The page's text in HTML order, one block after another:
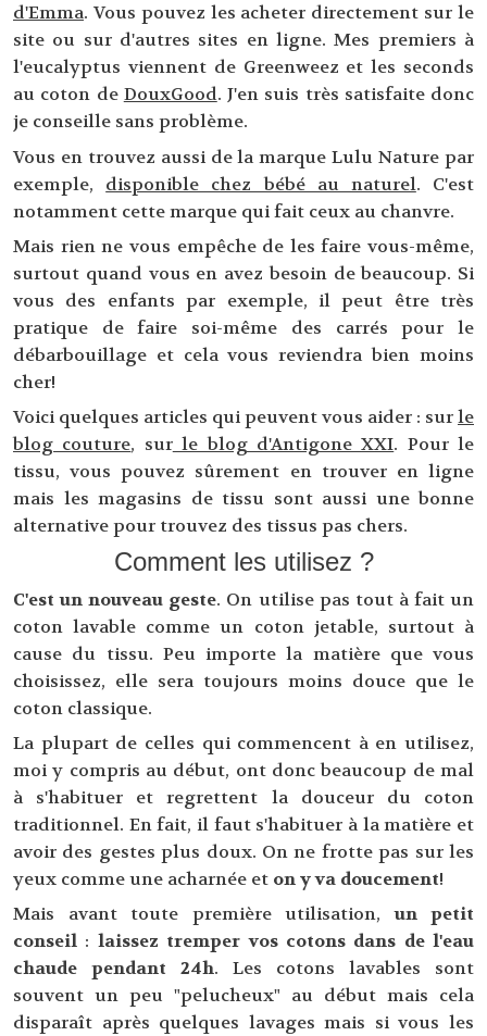
d'Emma. Vous pouvez les acheter directement sur le
site ou sur d'autres sites en ligne. Mes premiers à
l'eucalyptus viennent de Greenweez et les seconds
au coton de DouxGood. J'en suis très satisfaite donc
je conseille sans problème.
Vous en trouvez aussi de la marque Lulu Nature par
exemple, disponible chez bébé au naturel. C'est
notamment cette marque qui fait ceux au chanvre.
Mais rien ne vous empêche de les faire vous-même,
surtout quand vous en avez besoin de beaucoup. Si
vous des enfants par exemple, il peut être très
pratique de faire soi-même des carrés pour le
débarbouillage et cela vous reviendra bien moins
cher!
Voici quelques articles qui peuvent vous aider : surle
blog couture, surle blog d'Antigone XXI. Pour le
tissu, vous pouvez sûrement en trouver en ligne
mais les magasins de tissu sont aussi une bonne
alternative pour trouvez des tissus pas chers.
Comment les utilisez ?
C'est un nouveau geste. On utilise pas tout à fait un
coton lavable comme un coton jetable, surtout à
cause du tissu. Peu importe la matière que vous
choisissez, elle sera toujours moins douce que le
coton classique.
La plupart de celles qui commencent à en utilisez,
moi y compris au début, ont donc beaucoup de mal
à s'habituer et regrettent la douceur du coton
traditionnel. En fait, il faut s'habituer à la matière et
avoir des gestes plus doux. On ne frotte pas sur les
yeux comme une acharnée et on y va doucement!
Mais avant toute première utilisation,un petit
conseil : laissez tremper vos cotons dans de l'eau
chaude pendant 24h. Les cotons lavables sont
souvent un peu "pelucheux" au début mais cela
disparaît après quelques lavages mais si vous les